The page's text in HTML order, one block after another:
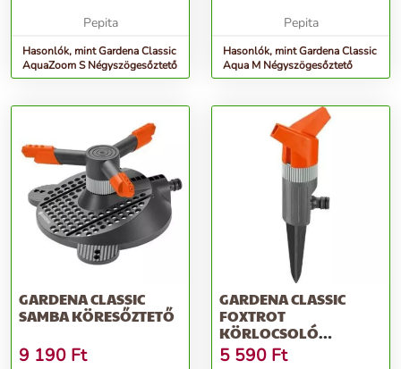
Pepita
Hasonlók, mint Gardena Classic
AquaZoom S Négyszögesőztető
Pepita
Hasonlók, mint Gardena Classic
Aqua M Négyszögesőztető
GARDENA CLASSIC
SAMBA KÖRESŐZTETŐ
9 190 Ft
GARDENA CLASSIC
FOXTROT
KÖRLOCSOLÓ
TÜSKÉVEL
5 590 Ft